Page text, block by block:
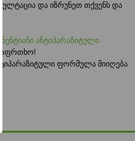
და იზრუნეთ თქვენს და
ანტიპარაზიტული
ფორმულა მიიღება